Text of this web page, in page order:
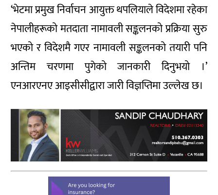
‘भेटमा प्रमुख निर्वाचन आयुक्त थपलियाले विदेशमा रहेका
नेपालीहरूको मतदाता नामावली सङ्कलनको प्रक्रिया सुरु
भएको र विदेशमै गएर नामावली सङ्कलनको तयारी पनि
अन्तिम चरणमा पुगेको जानकारी दिनुभयो ।’
एनआरएनए आइसीसीद्वारा जारी विज्ञप्तिमा उल्लेख छ।